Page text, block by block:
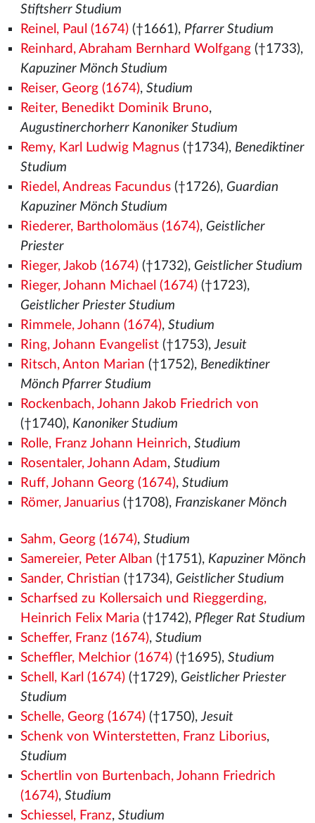
Stiftsherr Studium
Reinel, Paul (1674)(†1661), Pfarrer Studium
Reinhard, Abraham Bernhard Wolfgang(†1733),
Kapuziner Mönch Studium
Reiser, Georg (1674), Studium
Reiter, Benedikt Dominik Bruno,
Augustinerchorherr Kanoniker Studium
Remy, Karl Ludwig Magnus(†1734), Benediktiner
Studium
Riedel, Andreas Facundus(†1726), Guardian
Kapuziner Mönch Studium
Riederer, Bartholomäus (1674), Geistlicher
Priester
Rieger, Jakob (1674)(†1732), Geistlicher Studium
Rieger, Johann Michael (1674)(†1723),
Geistlicher Priester Studium
Rimmele, Johann (1674), Studium
Ring, Johann Evangelist(†1753),Jesuit
Ritsch, Anton Marian (†1752), Benediktiner
Mönch Pfarrer Studium
Rockenbach, Johann Jakob Friedrich von
(†1740), Kanoniker Studium
Rolle, Franz Johann Heinrich, Studium
Rosentaler, Johann Adam, Studium
Ruff, Johann Georg (1674), Studium
Römer, Januarius(†1708), Franziskaner Mönch
Sahm, Georg (1674), Studium
Samereier, Peter Alban (†1751), Kapuziner Mönch
Sander, Christian (†1734), Geistlicher Studium
Scharfsed zu Kollersaich und Rieggerding,
Heinrich Felix Maria(†1742), Pfleger Rat Studium
Scheffer, Franz (1674), Studium
Scheffler, Melchior (1674)(†1695), Studium
Schell, Karl (1674)(†1729), Geistlicher Priester
Studium
Schelle, Georg (1674)(†1750),Jesuit
Schenk von Winterstetten, Franz Liborius,
Studium
Schertlin von Burtenbach, Johann Friedrich
(1674), Studium
Schiessel, Franz, Studium